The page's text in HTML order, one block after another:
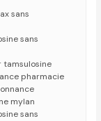
sans
sans
tamsulosine
pharmacie
mylan
sans